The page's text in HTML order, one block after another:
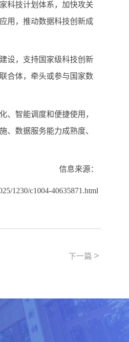
科技计划体系，加快攻关
用，推动数据科技创新成
设，支持国家级科技创新
合体，牵头或参与国家数
、智能调度和便捷使用，
、数据服务能力成熟度、
信息来源：
1230/c1004-40635871.html
下一篇 >